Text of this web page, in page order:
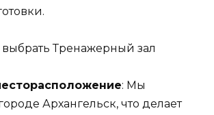
выбрать Тренажерный зал
: Мы
Архангельск, что делает